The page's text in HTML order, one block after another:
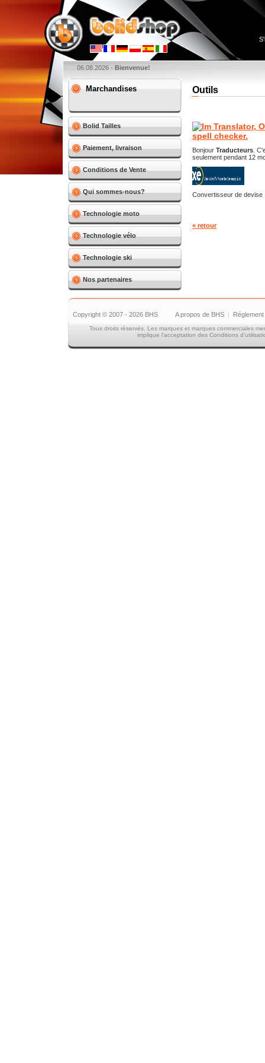
06.08.2026 - Bienvenue!
Marchandises
Bolid Tailles
Paiement, livraison
Conditions de Vente
Qui sommes-nous?
Technologie moto
Technologie vélo
Technologie ski
Nos partenaires
Outils
Bonjour Traducteurs .
seulement pendant 12
Convertisseur de devise
« retour
Copyright © 2007 - 2026 BHS A propos de BHS |
Tous droits réservés. Les marques et marques commerciales
implique l'acceptation des Conditions